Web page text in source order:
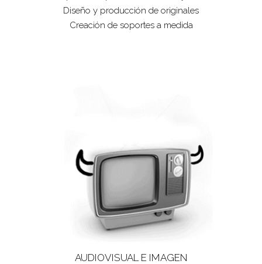
Diseño y producción de originales
Creación de soportes a medida
AUDIOVISUAL E IMAGEN